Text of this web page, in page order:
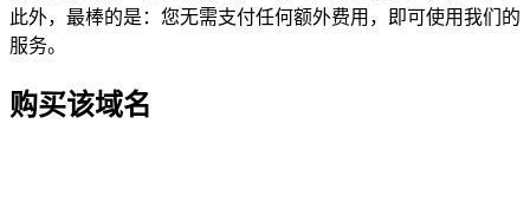
此外，最棒的是：您无需支付任何额外费用，即可使用我们的
服务。
购买该域名